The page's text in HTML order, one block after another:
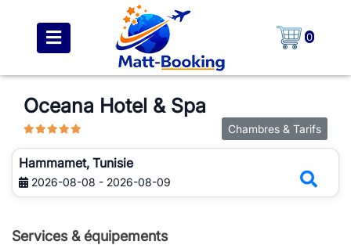
0
Oceana Hotel & Spa
Chambres & Tarifs
Hammamet, Tunisie
2026-08-08 - 2026-08-09
Services & équipements